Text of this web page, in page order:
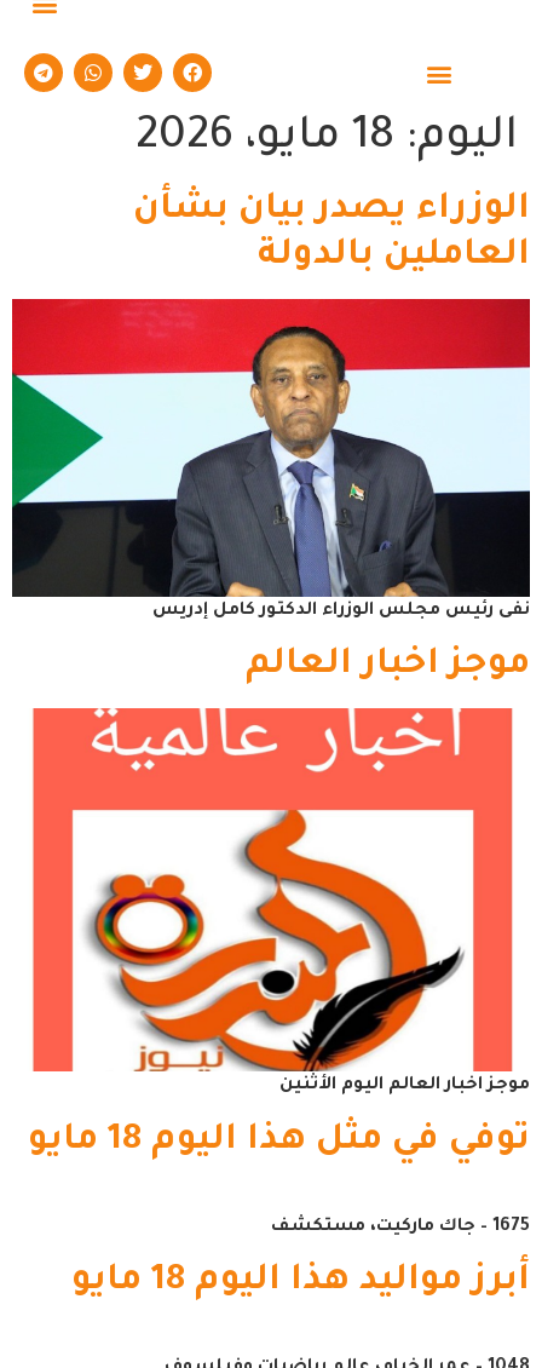
اليوم: 18 مايو، 2026
الوزراء يصدر بيان بشأن
العاملين بالدولة
نفى رئيس مجلس الوزراء الدكتور كامل إدريس
موجز اخبار العالم
موجز اخبار العالم اليوم الأثنين
توفي في مثل هذا اليوم 18 مايو
1675 – جاك ماركيت، مستكشف
أبرز مواليد هذا اليوم 18 مايو